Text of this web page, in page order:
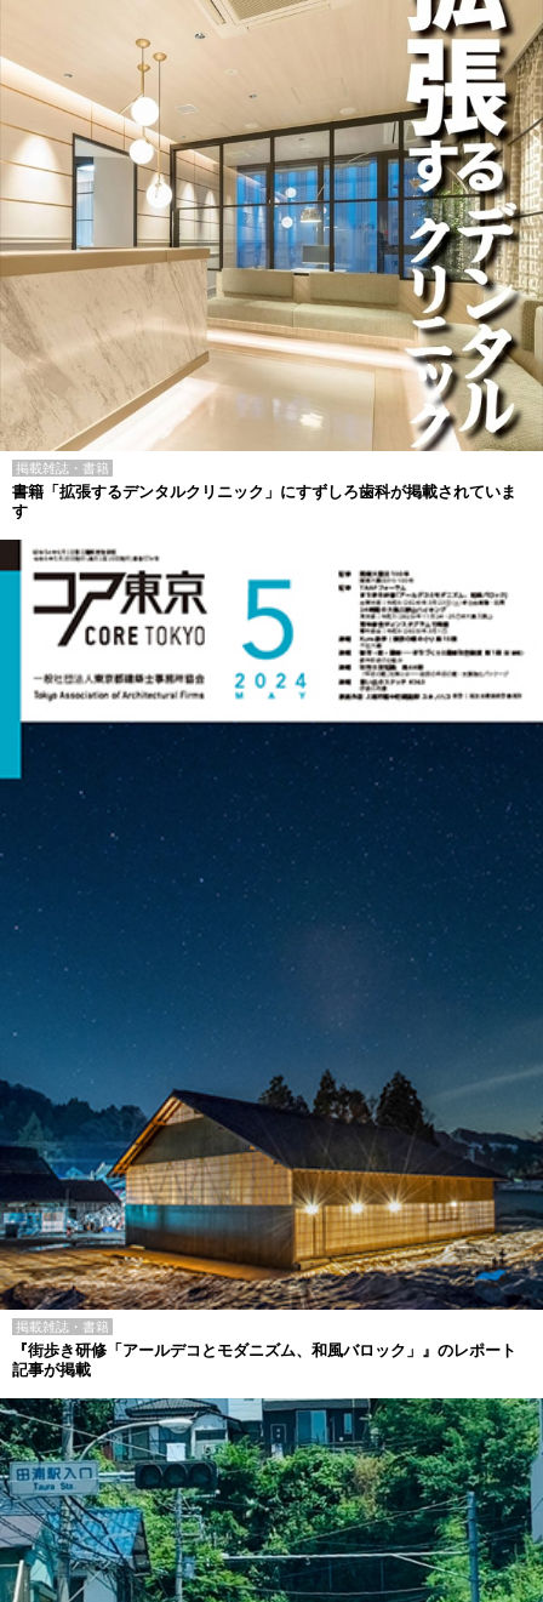
掲載雑誌・書籍
書籍「拡張するデンタルクリニック」にすずしろ歯科が掲載されていま
す
掲載雑誌・書籍
『街歩き研修「アールデコとモダニズム、和風バロック」』のレポート
記事が掲載